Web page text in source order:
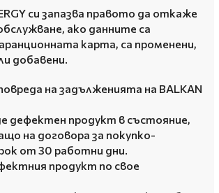
си запазва правото да откаже
ако данните са
карта, са променени,
добавени.
на задълженията на BALKAN
дефектен продукт в състояние,
на договора за покупко-
от 30 работни дни.
продукт по свое